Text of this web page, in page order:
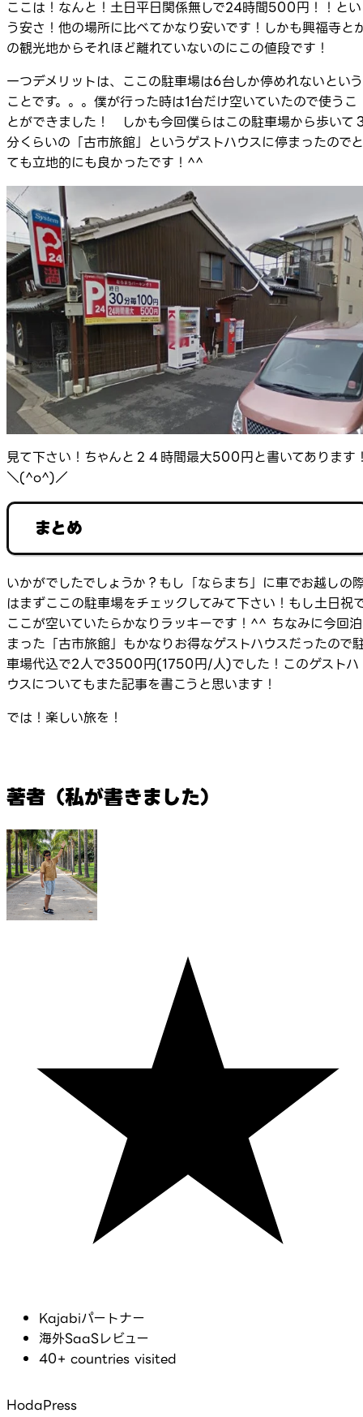
ここは！なんと！土日平日関係無しで24時間500円！！とい
う安さ！他の場所に比べてかなり安いです！しかも興福寺と
の観光地からそれほど離れていないのにこの値段です！
一つデメリットは、ここの駐車場は6台しか停めれないという
ことです。。。僕が行った時は1台だけ空いていたので使うこ
とができました！ しかも今回僕らはこの駐車場から歩いて
分くらいの「古市旅館」というゲストハウスに停まったのでと
ても立地的にも良かったです！^^
見て下さい！ちゃんと２４時間最大500円と書いてあります
＼(^o^)／
まとめ
いかがでしたでしょうか？もし「ならまち」に車でお越しの
はまずここの駐車場をチェックしてみて下さい！もし土日祝
ここが空いていたらかなりラッキーです！^^ ちなみに今回泊
まった「古市旅館」もかなりお得なゲストハウスだったので
車場代込で2人で3500円(1750円/人)でした！このゲストハ
ウスについてもまた記事を書こうと思います！
では！楽しい旅を！
著者（私が書きました）
Kajabiパートナー
海外SaaSレビュー
40+ countries visited
HodaPress